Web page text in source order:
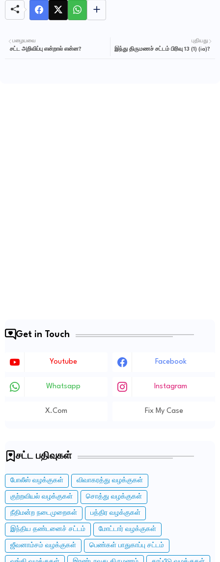
புதியது
இந்து திருமணச் சட்டம் பிரிவு 13 (1) (ia)?
பழையவை
சட்ட அறிவிப்பு என்றால் என்ன?
Get in Touch
Youtube Facebook
Whatsapp Instagram
X.com Fix My Case
சட்ட பதிவுகள்
போலீஸ் வழக்குகள் விவாகரத்து வழக்குகள்
குற்றவியல் வழக்குகள் சொத்து வழக்குகள்
நீதிமன்ற நடைமுறைகள் பத்திர வழக்குகள்
இந்திய தண்டனைச் சட்டம் மோட்டார் வழக்குகள்
ஜீவனாம்சம் வழக்குகள் பெண்கள் பாதுகாப்பு சட்டம்